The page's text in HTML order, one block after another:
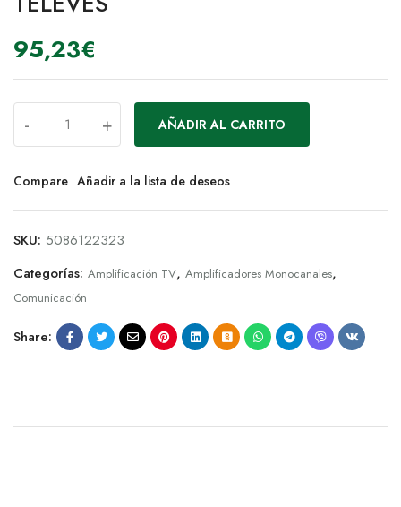
95,23€
- + AÑADIR AL CARRITO
Compare Añadir a la lista de deseos
SKU: 5086122323
Categorías: Amplificación TV, Amplificadores Monocanales,
Comunicación
Share: